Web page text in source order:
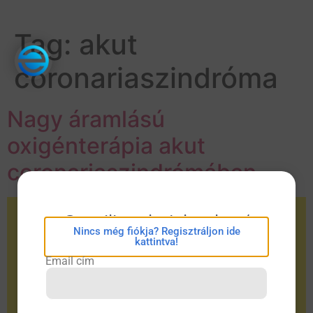
Tag: akut
coronariaszindróma
Nagy áramlású
oxigénterápia akut
coronariaszindrómában
eConsilium bejelentkezés
Nincs még fiókja? Regisztráljon ide
kattintva!
Email cím